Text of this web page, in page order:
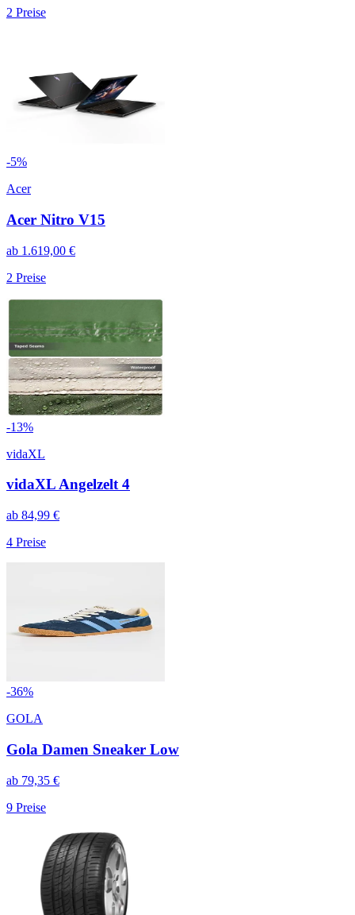
2 Preise
-5%
Acer
Acer Nitro V15
ab 1.619,00 €
2 Preise
-13%
vidaXL
vidaXL Angelzelt 4
ab 84,99 €
4 Preise
-36%
GOLA
Gola Damen Sneaker Low
ab 79,35 €
9 Preise